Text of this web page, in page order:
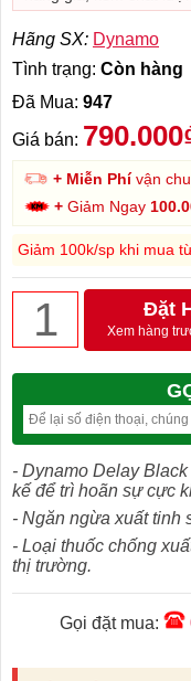
Hãng SX: Dynamo
Tình trạng: Còn hàng
Đã Mua: 947
Giá bán:
+ Miễn Phívận
+ Giảm Ngay
Giảm 100k/sp khi mua
Đặt
Xem hàng
- Dynamo Delay
kế để trì hoãn sự cực
- Ngăn ngừa xuất tinh
- Loại thuốc chống
thị trường.
Gọi đặt mua: